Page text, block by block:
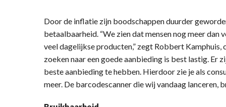
Door de inflatie zijn boodschappen duurder
betaalbaarheid. “We zien dat mensen nog meer
veel dagelijkse producten,” zegt Robbert Kamphuis,
zoeken naar een goede aanbieding is best lastig. Er
beste aanbieding te hebben. Hierdoor zie je als
meer. De barcodescanner die wij vandaag lanceren,